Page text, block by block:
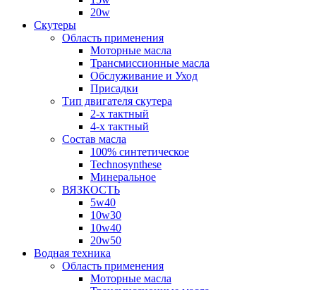
20w
Скутеры
Область применения
Моторные масла
Трансмиссионные масла
Обслуживание и Уход
Присадки
Тип двигателя скутера
2-х тактный
4-х тактный
Состав масла
100% синтетическое
Technosynthese
Минеральное
ВЯЗКОСТЬ
5w40
10w30
10w40
20w50
Водная техника
Область применения
Моторные масла